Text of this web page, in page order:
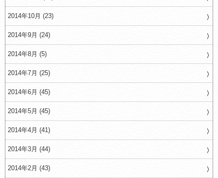
2014年10月 (23)
2014年9月 (24)
2014年8月 (5)
2014年7月 (25)
2014年6月 (45)
2014年5月 (45)
2014年4月 (41)
2014年3月 (44)
2014年2月 (43)